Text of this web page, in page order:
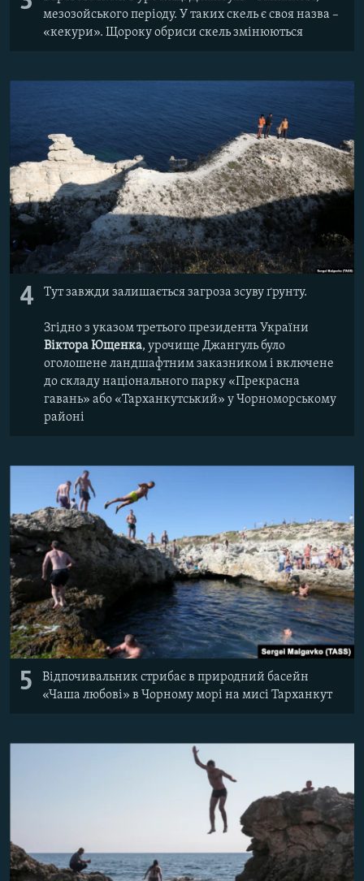
мезозойського періоду. У таких скель є своя назва –
«кекури». Щороку обриси скель змінюються
4 Тут завжди залишається загроза зсуву ґрунту.
Згідно з указом третього президента України
Віктора Ющенка, урочище Джангуль було
оголошене ландшафтним заказником і включене
до складу національного парку «Прекрасна
гавань» або «Тарханкутський» у Чорноморському
районі
5
Відпочивальник стрибає в природний басейн
«Чаша любові» в Чорному морі на мисі Тарханкут